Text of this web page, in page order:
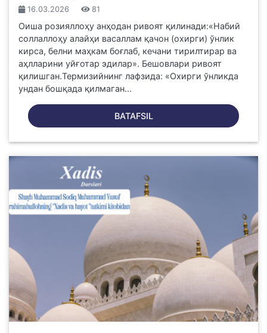
16.03.2026 81
Оиша розияллоҳу анҳодан ривоят қилинади:«Набий
соллаллоҳу алайҳи васаллам қачон (охирги) ўнлик
кирса, белни маҳкам боғлаб, кечани тирилтирар ва
аҳлларини уйғотар эдилар». Бешовлари ривоят
қилишган.Термизийнинг лафзида: «Охирги ўнликда
ундан бошқада қилмаган...
BATAFSIL